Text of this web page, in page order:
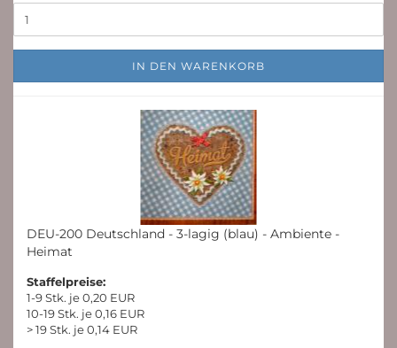
IN DEN WARENKORB
DEU-200 Deutschland - 3-lagig (blau) - Ambiente -
Heimat
Staffelpreise:
1-9 Stk. je 0,20 EUR
10-19 Stk. je 0,16 EUR
> 19 Stk. je 0,14 EUR